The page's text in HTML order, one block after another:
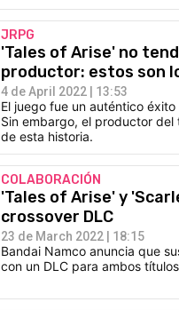
JRPG
'Tales of Arise' no
productor: estos son
4 de April 2022 | 13:53
El juego fue un auténtico
Sin embargo, el productor
de esta historia.
COLABORACIÓN
'Tales of Arise' y
crossover DLC
23 de March 2022 | 18:15
Bandai Namco anuncia que
con un DLC para ambos